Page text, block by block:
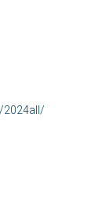
2024all/